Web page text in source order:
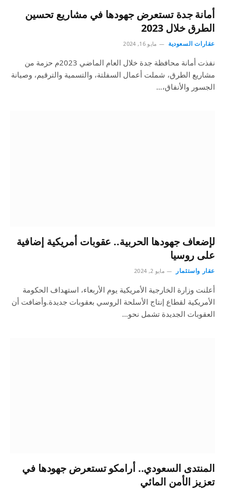
أمانة جدة تستعرض جهودها في مشاريع تحسين
الطرق خلال 2023
عقارات السعودية مايو 16, 2024
نفذت أمانة محافظة جدة خلال العام الماضي 2023م حزمة من
مشاريع الطرق، شملت أعمال السفلتة، والتسمية والترقيم، وصيانة
الجسور والأنفاق،…
لإضعاف جهودها الحربية.. عقوبات أمريكية إضافية
على روسيا
عقار واستثمار مايو 2, 2024
أعلنت وزارة الخارجية الأمريكية يوم الأربعاء، استهداف الحكومة
الأمريكية لقطاع إنتاج الأسلحة الروسي بعقوبات جديدة.وأضافت أن
العقوبات الجديدة تشمل نحو…
المنتدى السعودي.. أرامكو تستعرض جهودها في
تعزيز الأمن المائي